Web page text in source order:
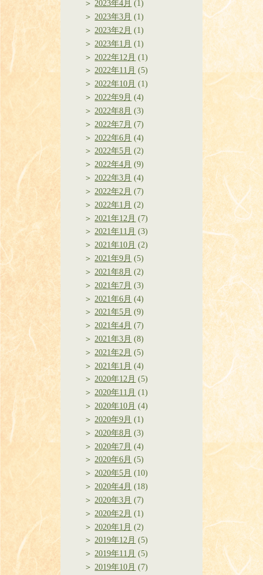
2023年4月 (1)
2023年3月 (1)
2023年2月 (1)
2023年1月 (1)
2022年12月 (1)
2022年11月 (5)
2022年10月 (1)
2022年9月 (4)
2022年8月 (3)
2022年7月 (7)
2022年6月 (4)
2022年5月 (2)
2022年4月 (9)
2022年3月 (4)
2022年2月 (7)
2022年1月 (2)
2021年12月 (7)
2021年11月 (3)
2021年10月 (2)
2021年9月 (5)
2021年8月 (2)
2021年7月 (3)
2021年6月 (4)
2021年5月 (9)
2021年4月 (7)
2021年3月 (8)
2021年2月 (5)
2021年1月 (4)
2020年12月 (5)
2020年11月 (1)
2020年10月 (4)
2020年9月 (1)
2020年8月 (3)
2020年7月 (4)
2020年6月 (5)
2020年5月 (10)
2020年4月 (18)
2020年3月 (7)
2020年2月 (1)
2020年1月 (2)
2019年12月 (5)
2019年11月 (5)
2019年10月 (7)